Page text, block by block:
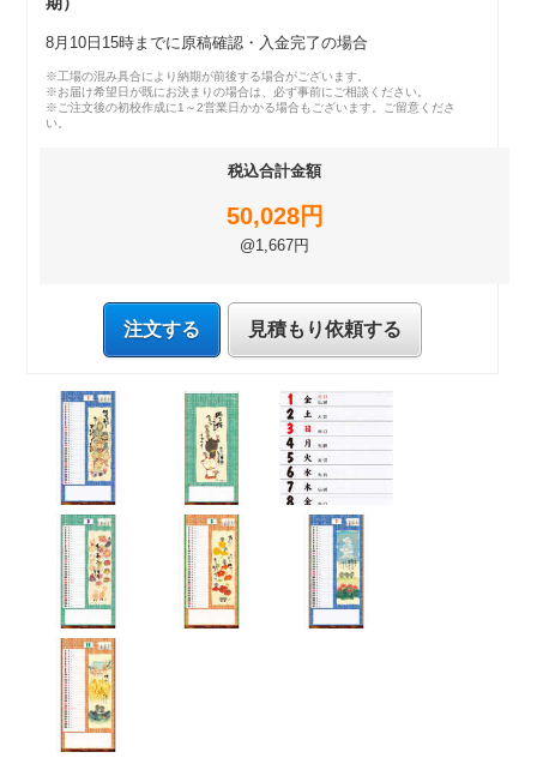
8月10日15時までに原稿確認・入金完了の場合
※工場の混み具合により納期が前後する場合がございます。
※お届け希望日が既にお決まりの場合は、必ず事前にご相談ください。
※ご注文後の初校作成に1～2営業日かかる場合もございます。ご留意くださ
い。
税込合計金額
50,028円
@1,667円
注文する 見積もり依頼する